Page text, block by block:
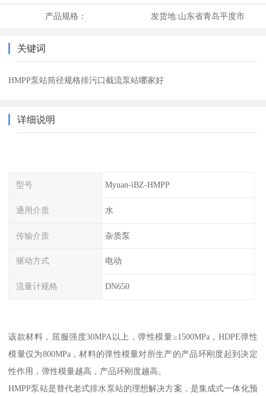
产品规格： 发货地:山东省青岛平度市
关键词
HMPP泵站筒径规格排污口截流泵站哪家好
详细说明
型号 Myuan-iBZ-HMPP
通用介质 水
传输介质 杂质泵
驱动方式 电动
流量计规格 DN650
该款材料，屈服强度30MPA以上，弹性模量≥1500MPa，HDPE弹性
模量仅为800MPa，材料的弹性模量对所生产的产品环刚度起到决定
性作用，弹性模量越高，产品环刚度越高。
HMPP泵站是替代老式排水泵站的理想解决方案，是集成式一体化预